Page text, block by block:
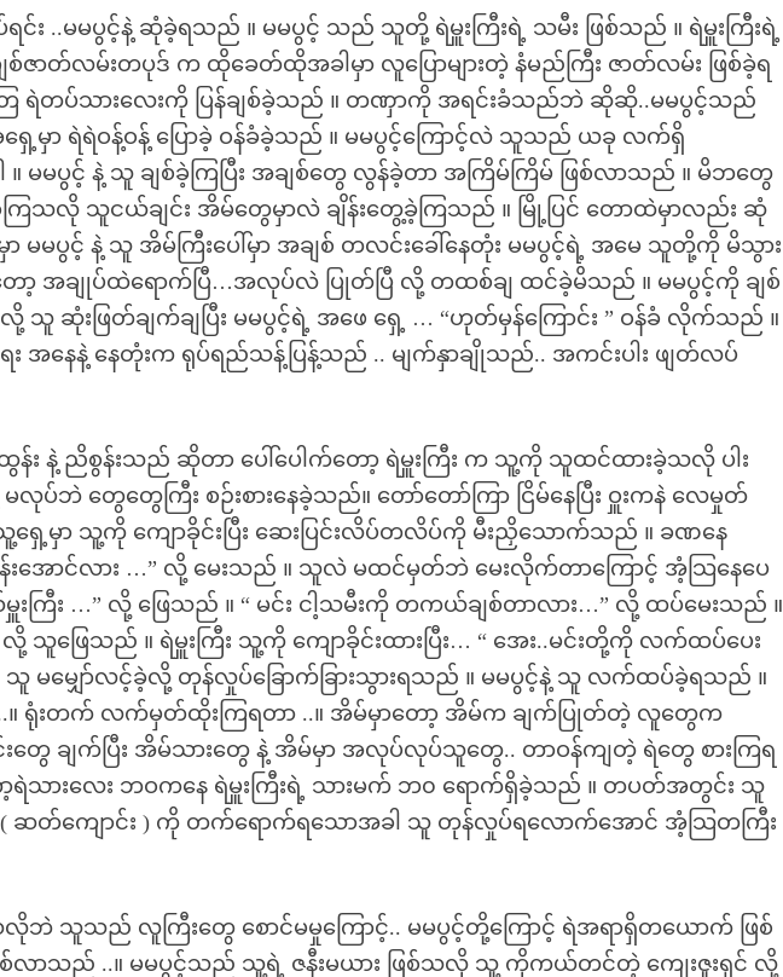
း ..မမပွင့်နဲ့ ဆုံခဲ့ရသည် ။ မမပွင့် သည် သူတို့ ရဲမှူးကြီးရဲ့ သမီး ဖြစ်သည် ။ ရဲမှူးကြီးရဲ့
ဇာတ်လမ်းတပုဒ် က ထိုခေတ်ထိုအခါမှာ လူပြောများတဲ့ နံမည်ကြီး ဇာတ်လမ်း ဖြစ်ခဲ့ရ
တပ်သားလေးကို ပြန်ချစ်ခဲ့သည် ။ တဏှာကို အရင်းခံသည်ဘဲ ဆိုဆို..မမပွင့်သည်
ေ့မှာ ရဲရဲဝန့်ဝန့် ပြောခဲ့ ဝန်ခံခဲ့သည် ။ မမပွင့်ကြောင့်လဲ သူသည် ယခု လက်ရှိ
။ မမပွင့် နဲ့ သူ ချစ်ခဲ့ကြပြီး အချစ်တွေ လွန်ခဲ့တာ အကြိမ်ကြိမ် ဖြစ်လာသည် ။ မိဘတွေ
င့်ခဲ့ကြသလို သူငယ်ချင်း အိမ်တွေမှာလဲ ချိန်းတွေ့ခဲ့ကြသည် ။ မြို့ပြင် တောထဲမှာလည်း ဆုံ
ာ မမပွင့် နဲ့ သူ အိမ်ကြီးပေါ်မှာ အချစ် တလင်းခေါ်နေတုံး မမပွင့်ရဲ့ အမေ သူတို့ကို မိသွား
အချုပ်ထဲရောက်ပြီ…အလုပ်လဲ ပြုတ်ပြီ လို့ တထစ်ချ ထင်ခဲ့မိသည် ။ မမပွင့်ကို ချစ်
ာ့ လို့ သူ ဆုံးဖြတ်ချက်ချပြီး မမပွင့်ရဲ့ အဖေ ရှေ့ … “ဟုတ်မှန်ကြောင်း ” ဝန်ခံ လိုက်သည် ။
း အနေနဲ့ နေတုံးက ရုပ်ရည်သန့်ပြန့်သည် .. မျက်နှာချိုသည်.. အကင်းပါး ဖျတ်လပ်
နဲ့ ညိစွန်းသည် ဆိုတာ ပေါ်ပေါက်တော့ ရဲမှူးကြီး က သူ့ကို သူထင်ထားခဲ့သလို ပါး
ဘဲ တွေတွေကြီး စဉ်းစားနေခဲ့သည်။ တော်တော်ကြာ ငြိမ်နေပြီး ဝှူးကနဲ လေမှုတ်
မှာ သူ့ကို ကျောခိုင်းပြီး ဆေးပြင်းလိပ်တလိပ်ကို မီးညှိသောက်သည် ။ ခဏနေ
းအောင်လား …” လို့ မေးသည် ။ သူလဲ မထင်မှတ်ဘဲ မေးလိုက်တာကြောင့် အံ့သြနေပေ
းကြီး …” လို့ ဖြေသည် ။ “ မင်း ငါ့သမီးကို တကယ်ချစ်တာလား…” လို့ ထပ်မေးသည် ။
ဖြေသည် ။ ရဲမှူးကြီး သူ့ကို ကျောခိုင်းထားပြီး… “ အေး..မင်းတို့ကို လက်ထပ်ပေး
မမျှော်လင့်ခဲ့လို့ တုန်လှုပ်ခြောက်ခြားသွားရသည် ။ မမပွင့်နဲ့ သူ လက်ထပ်ခဲ့ရသည် ။
ရုံးတက် လက်မှတ်ထိုးကြရတာ ..။ အိမ်မှာတော့ အိမ်က ချက်ပြုတ်တဲ့ လူတွေက
တွေ ချက်ပြီး အိမ်သားတွေ နဲ့ အိမ်မှာ အလုပ်လုပ်သူတွေ.. တာဝန်ကျတဲ့ ရဲတွေ စားကြရ
သားလေး ဘဝကနေ ရဲမှူးကြီးရဲ့ သားမက် ဘ၀ ရောက်ရှိခဲ့သည် ။ တပတ်အတွင်း သူ
( ဆတ်ကျောင်း ) ကို တက်ရောက်ရသောအခါ သူ တုန်လှုပ်ရလောက်အောင် အံ့သြတကြီး
သလိုဘဲ သူသည် လူကြီးတွေ စောင်မမှုကြောင့်.. မမပွင့်တို့ကြောင့် ရဲအရာရှိတယောက် ဖြစ်
လာသည် ..။ မမပွင့်သည် သူ့ရဲ့ ဇနီးမယား ဖြစ်သလို သူ့ ကိုကယ်တင်တဲ့ ကျေးဇူးရှင် လို့